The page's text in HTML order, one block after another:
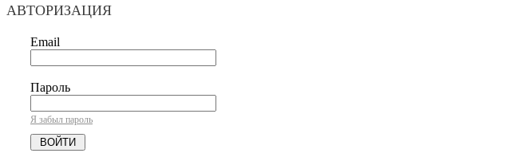
АВТОРИЗАЦИЯ
Email
Пароль
Я забыл пароль